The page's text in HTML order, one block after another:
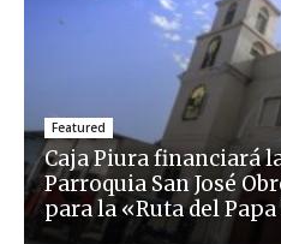
Featured
Caja Piura financiará
Parroquia San José
para la «Ruta del